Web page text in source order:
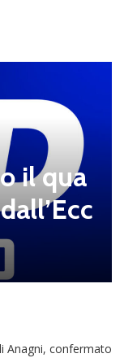
il qua
Anagni, confermato